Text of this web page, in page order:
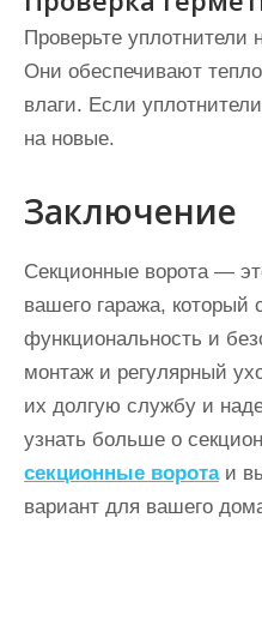
Проверьте уплотнители
Они обеспечивают
влаги. Если
на новые.
Заключение
Секционные ворота —
вашего гаража, который
функциональность и
монтаж и регулярный
их долгую службу и
узнать больше о
секционные воротаи
вариант для вашего